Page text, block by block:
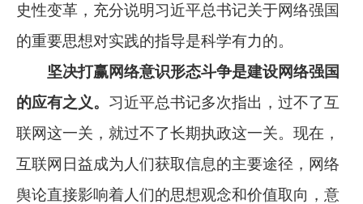
史性变革，充分说明习近平总书记关于网络强国
的重要思想对实践的指导是科学有力的。
坚决打赢网络意识形态斗争是建设网络强国
的应有之义。 习近平总书记多次指出，过不了互
联网这一关，就过不了长期执政这一关。现在，
互联网日益成为人们获取信息的主要途径，网络
舆论直接影响着人们的思想观念和价值取向，意